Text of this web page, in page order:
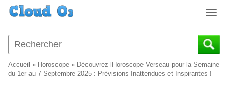
T
g
g
e
Accueil » Horoscope » Découvrez lHoroscope Verseau pour la Semaine
du 1er au 7 Septembre 2025 : Prévisions Inattendues et Inspirantes !